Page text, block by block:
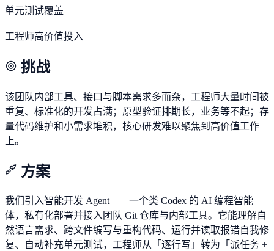
单元测试覆盖
工程师高价值投入
挑战
该团队内部工具、接口与脚本需求多而杂，工程师大量时间被
重复、标准化的开发占满；原型验证排期长，业务等不起；存
量代码维护和小需求堆积，核心研发难以聚焦到高价值工作
上。
方案
我们引入智能开发 Agent——一个类 Codex 的 AI 编程智能
体，私有化部署并接入团队 Git 仓库与内部工具。它能理解自
然语言需求、跨文件编写与重构代码、运行并读取报错自我修
复、自动补充单元测试，工程师从「逐行写」转为「派任务 +